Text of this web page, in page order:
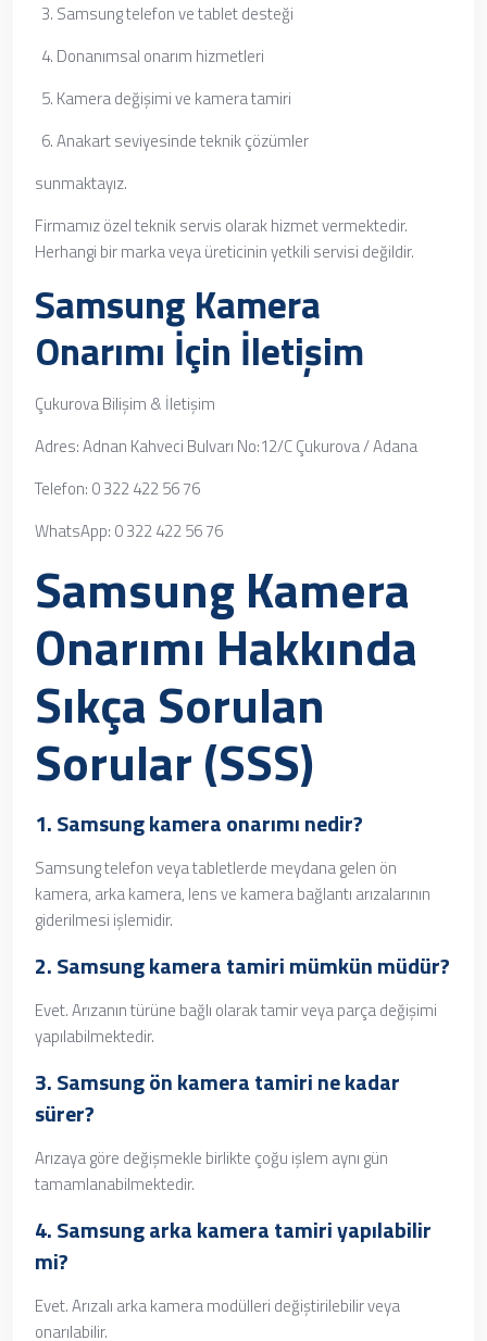
Samsung telefon ve tablet desteği
Donanımsal onarım hizmetleri
Kamera değişimi ve kamera tamiri
Anakart seviyesinde teknik çözümler
sunmaktayız.
Firmamız özel teknik servis olarak hizmet vermektedir.
Herhangi bir marka veya üreticinin yetkili servisi değildir.
Samsung Kamera
Onarımı İçin İletişim
Çukurova Bilişim & İletişim
Adres: Adnan Kahveci Bulvarı No:12/C Çukurova / Adana
Telefon: 0 322 422 56 76
WhatsApp: 0 322 422 56 76
Samsung Kamera
Onarımı Hakkında
Sıkça Sorulan
Sorular (SSS)
1.Samsung kamera onarımınedir?
Samsung telefon veya tabletlerde meydana gelen ön
kamera, arka kamera, lens ve kamera bağlantı arızalarının
giderilmesi işlemidir.
2.Samsung kamera tamirimümkün müdür?
Evet. Arızanın türüne bağlı olarak tamir veya parça değişimi
yapılabilmektedir.
3.Samsung ön kamera tamirine kadar
sürer?
Arızaya göre değişmekle birlikte çoğu işlem aynı gün
tamamlanabilmektedir.
4.Samsung arka kamera tamiriyapılabilir
mi?
Evet. Arızalı arka kamera modülleri değiştirilebilir veya
onarılabilir.